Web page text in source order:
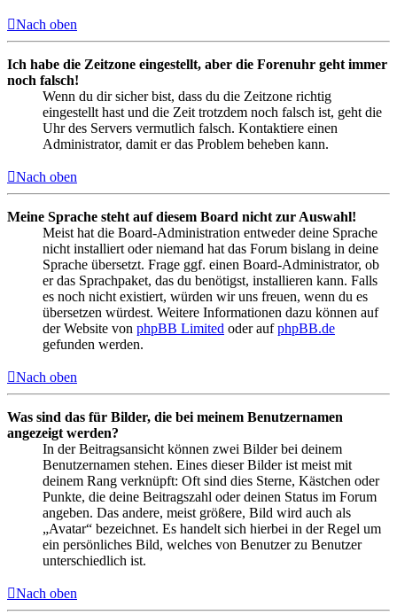
Nach oben
Ich habe die Zeitzone eingestellt, aber die Forenuhr geht immer
noch falsch!
Wenn du dir sicher bist, dass du die Zeitzone richtig
eingestellt hast und die Zeit trotzdem noch falsch ist, geht die
Uhr des Servers vermutlich falsch. Kontaktiere einen
Administrator, damit er das Problem beheben kann.
Nach oben
Meine Sprache steht auf diesem Board nicht zur Auswahl!
Meist hat die Board-Administration entweder deine Sprache
nicht installiert oder niemand hat das Forum bislang in deine
Sprache übersetzt. Frage ggf. einen Board-Administrator, ob
er das Sprachpaket, das du benötigst, installieren kann. Falls
es noch nicht existiert, würden wir uns freuen, wenn du es
übersetzen würdest. Weitere Informationen dazu können auf
der Website von phpBB Limited oder aufphpBB.de
gefunden werden.
Nach oben
Was sind das für Bilder, die bei meinem Benutzernamen
angezeigt werden?
In der Beitragsansicht können zwei Bilder bei deinem
Benutzernamen stehen. Eines dieser Bilder ist meist mit
deinem Rang verknüpft: Oft sind dies Sterne, Kästchen oder
Punkte, die deine Beitragszahl oder deinen Status im Forum
angeben. Das andere, meist größere, Bild wird auch als
„Avatar“ bezeichnet. Es handelt sich hierbei in der Regel um
ein persönliches Bild, welches von Benutzer zu Benutzer
unterschiedlich ist.
Nach oben